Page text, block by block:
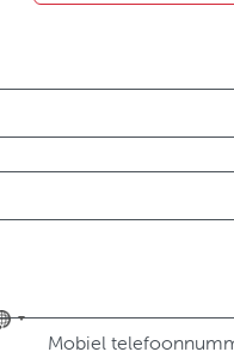
No
countryMobiel